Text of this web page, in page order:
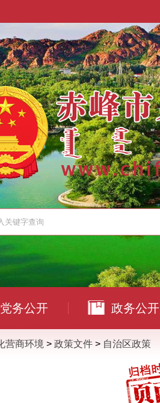
党务公开 政务公开
营商环境 > 政策文件 > 自治区政策